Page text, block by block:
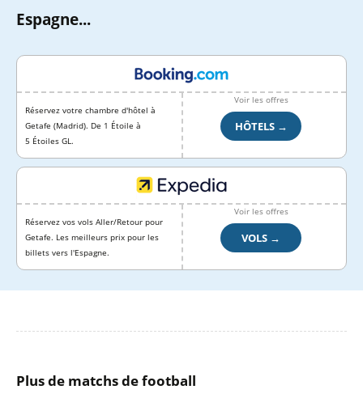
Espagne...
Réservez votre chambre d'hôtel à
Getafe (Madrid). De 1 Étoile à
5 Étoiles GL.
Voir les offres
HÔTELS →
Réservez vos vols Aller/Retour pour
Getafe. Les meilleurs prix pour les
billets vers l'Espagne.
Voir les offres
VOLS →
Plus de matchs de football